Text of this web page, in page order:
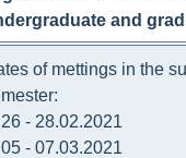
and
of mettings in the
- 28.02.2021
- 07.03.2021